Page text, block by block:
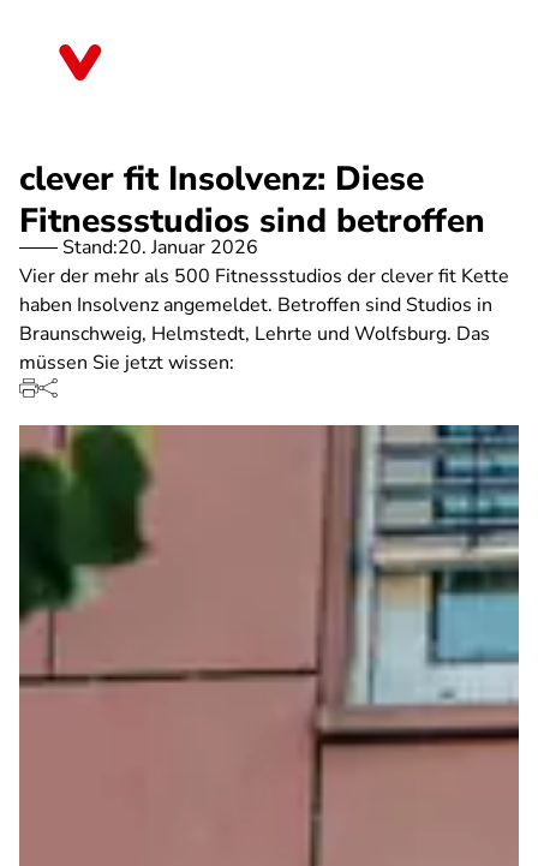
clever fit Insolvenz: Diese
Fitnessstudios sind betroffen
Stand:20. Januar 2026
Vier der mehr als 500 Fitnessstudios der clever fit Kette
haben Insolvenz angemeldet. Betroffen sind Studios in
Braunschweig, Helmstedt, Lehrte und Wolfsburg. Das
müssen Sie jetzt wissen: